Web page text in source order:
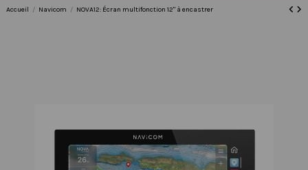
Accueil Navicom NOVA12: Écran multifonction 12" à encastrer